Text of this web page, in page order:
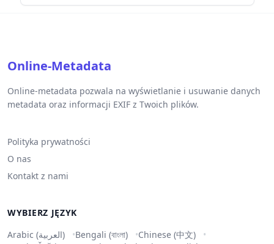
Online-Metadata
Online-metadata pozwala na wyświetlanie i usuwanie danych
metadata oraz informacji EXIF z Twoich plików.
Polityka prywatności
O nas
Kontakt z nami
WYBIERZ JĘZYK
Arabic (العربية)
Bengali (বাংলা)
Chinese (中文)